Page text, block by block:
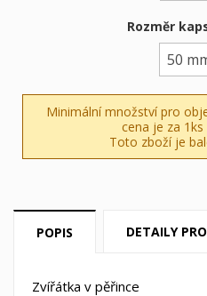
Rozměr
Minimální množství pro
cena je za
Toto zboží je
POPIS DETAILY
Zvířátka v pěřince